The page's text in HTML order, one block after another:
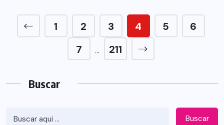
1 2 3 4 5
6
7
… 211
Buscar
Buscar